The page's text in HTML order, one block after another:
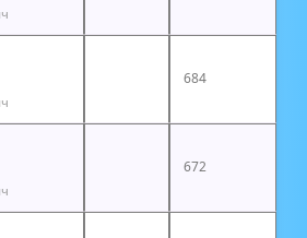
684
672